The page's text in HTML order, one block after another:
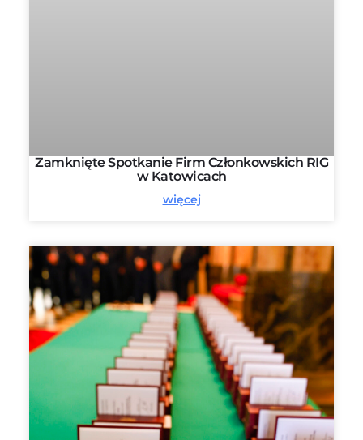
Zamknięte Spotkanie Firm Członkowskich RIG
w Katowicach
więcej